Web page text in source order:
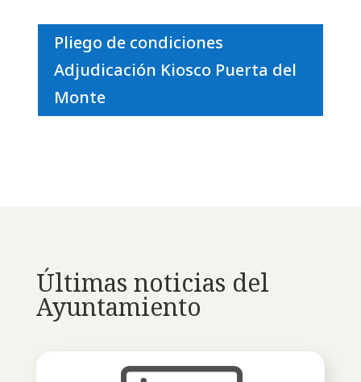
Pliego de condiciones
Adjudicación Kiosco Puerta del
Monte
Últimas noticias del
Ayuntamiento